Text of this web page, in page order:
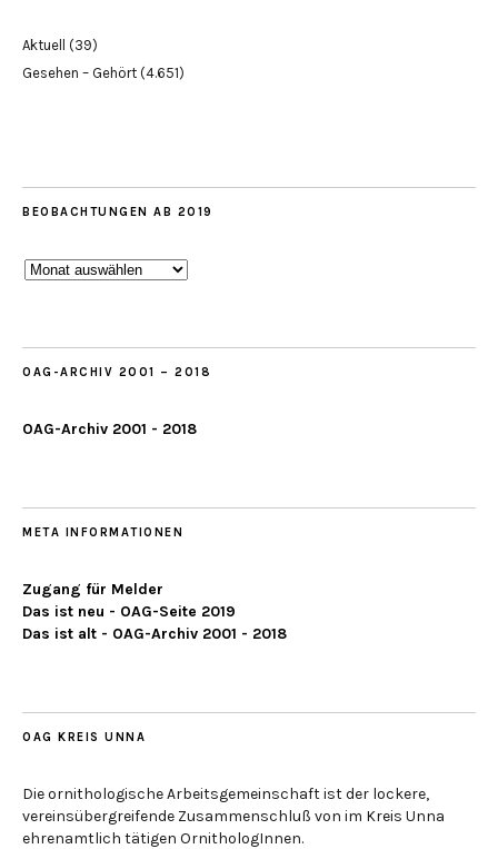
Aktuell (39)
Gesehen – Gehört (4.651)
BEOBACHTUNGEN AB 2019
Beobachtungen
OAG-ARCHIV 2001 – 2018
OAG-Archiv 2001 - 2018
META INFORMATIONEN
Zugang für Melder
Das ist neu - OAG-Seite 2019
Das ist alt - OAG-Archiv 2001 - 2018
OAG KREIS UNNA
Die ornithologische Arbeitsgemeinschaft ist der lockere,
vereinsübergreifende Zusammenschluß von im Kreis Unna
ehrenamtlich tätigen OrnithologInnen.